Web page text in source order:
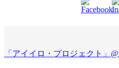
「アイイロ・プロジェクト」